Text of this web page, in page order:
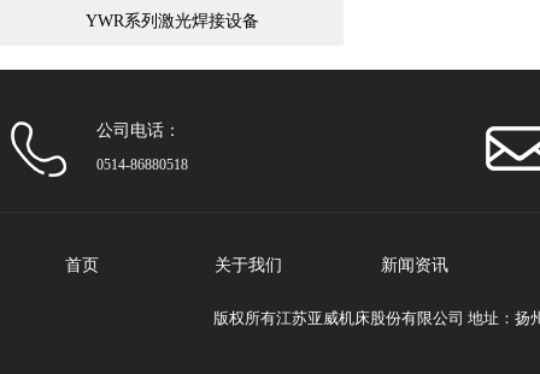
YWR系列激光焊接设备
公司电话：
0514-86880518
首页 关于我们 新闻资讯
版权所有江苏亚威机床股份有限公司 地址：